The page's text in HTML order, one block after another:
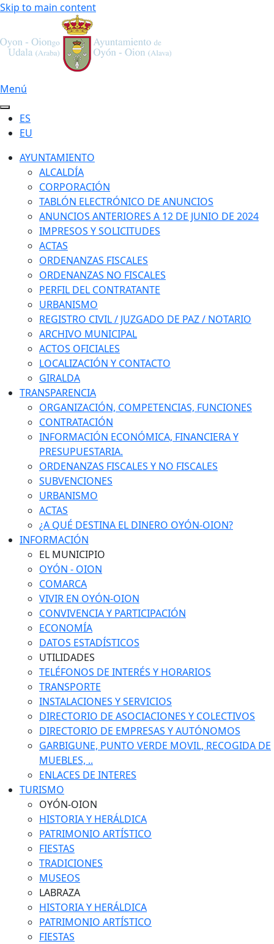
Skip to main content
Menú
ES
EU
AYUNTAMIENTO
ALCALDÍA
CORPORACIÓN
TABLÓN ELECTRÓNICO DE ANUNCIOS
ANUNCIOS ANTERIORES A 12 DE JUNIO DE 2024
IMPRESOS Y SOLICITUDES
ACTAS
ORDENANZAS FISCALES
ORDENANZAS NO FISCALES
PERFIL DEL CONTRATANTE
URBANISMO
REGISTRO CIVIL / JUZGADO DE PAZ / NOTARIO
ARCHIVO MUNICIPAL
ACTOS OFICIALES
LOCALIZACIÓN Y CONTACTO
GIRALDA
TRANSPARENCIA
ORGANIZACIÓN, COMPETENCIAS, FUNCIONES
CONTRATACIÓN
INFORMACIÓN ECONÓMICA, FINANCIERA Y
PRESUPUESTARIA.
ORDENANZAS FISCALES Y NO FISCALES
SUBVENCIONES
URBANISMO
ACTAS
¿A QUÉ DESTINA EL DINERO OYÓN-OION?
INFORMACIÓN
EL MUNICIPIO
OYÓN - OION
COMARCA
VIVIR EN OYÓN-OION
CONVIVENCIA Y PARTICIPACIÓN
ECONOMÍA
DATOS ESTADÍSTICOS
UTILIDADES
TELÉFONOS DE INTERÉS Y HORARIOS
TRANSPORTE
INSTALACIONES Y SERVICIOS
DIRECTORIO DE ASOCIACIONES Y COLECTIVOS
DIRECTORIO DE EMPRESAS Y AUTÓNOMOS
GARBIGUNE, PUNTO VERDE MOVIL, RECOGIDA DE
MUEBLES, ..
ENLACES DE INTERES
TURISMO
OYÓN-OION
HISTORIA Y HERÁLDICA
PATRIMONIO ARTÍSTICO
FIESTAS
TRADICIONES
MUSEOS
LABRAZA
HISTORIA Y HERÁLDICA
PATRIMONIO ARTÍSTICO
FIESTAS